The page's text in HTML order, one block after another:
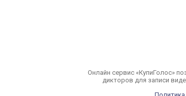
Онлайн сервис «КупиГолос»
дикторов для записи